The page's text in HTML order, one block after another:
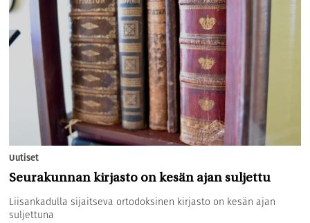
Uutiset
Seurakunnan kirjasto on kesän ajan suljettu
Liisankadulla sijaitseva ortodoksinen kirjasto on kesän ajan
suljettuna